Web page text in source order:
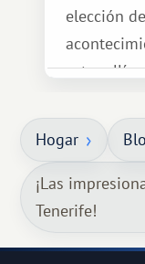
elección
estar allí...
Hogar
¡Las
Tenerife!